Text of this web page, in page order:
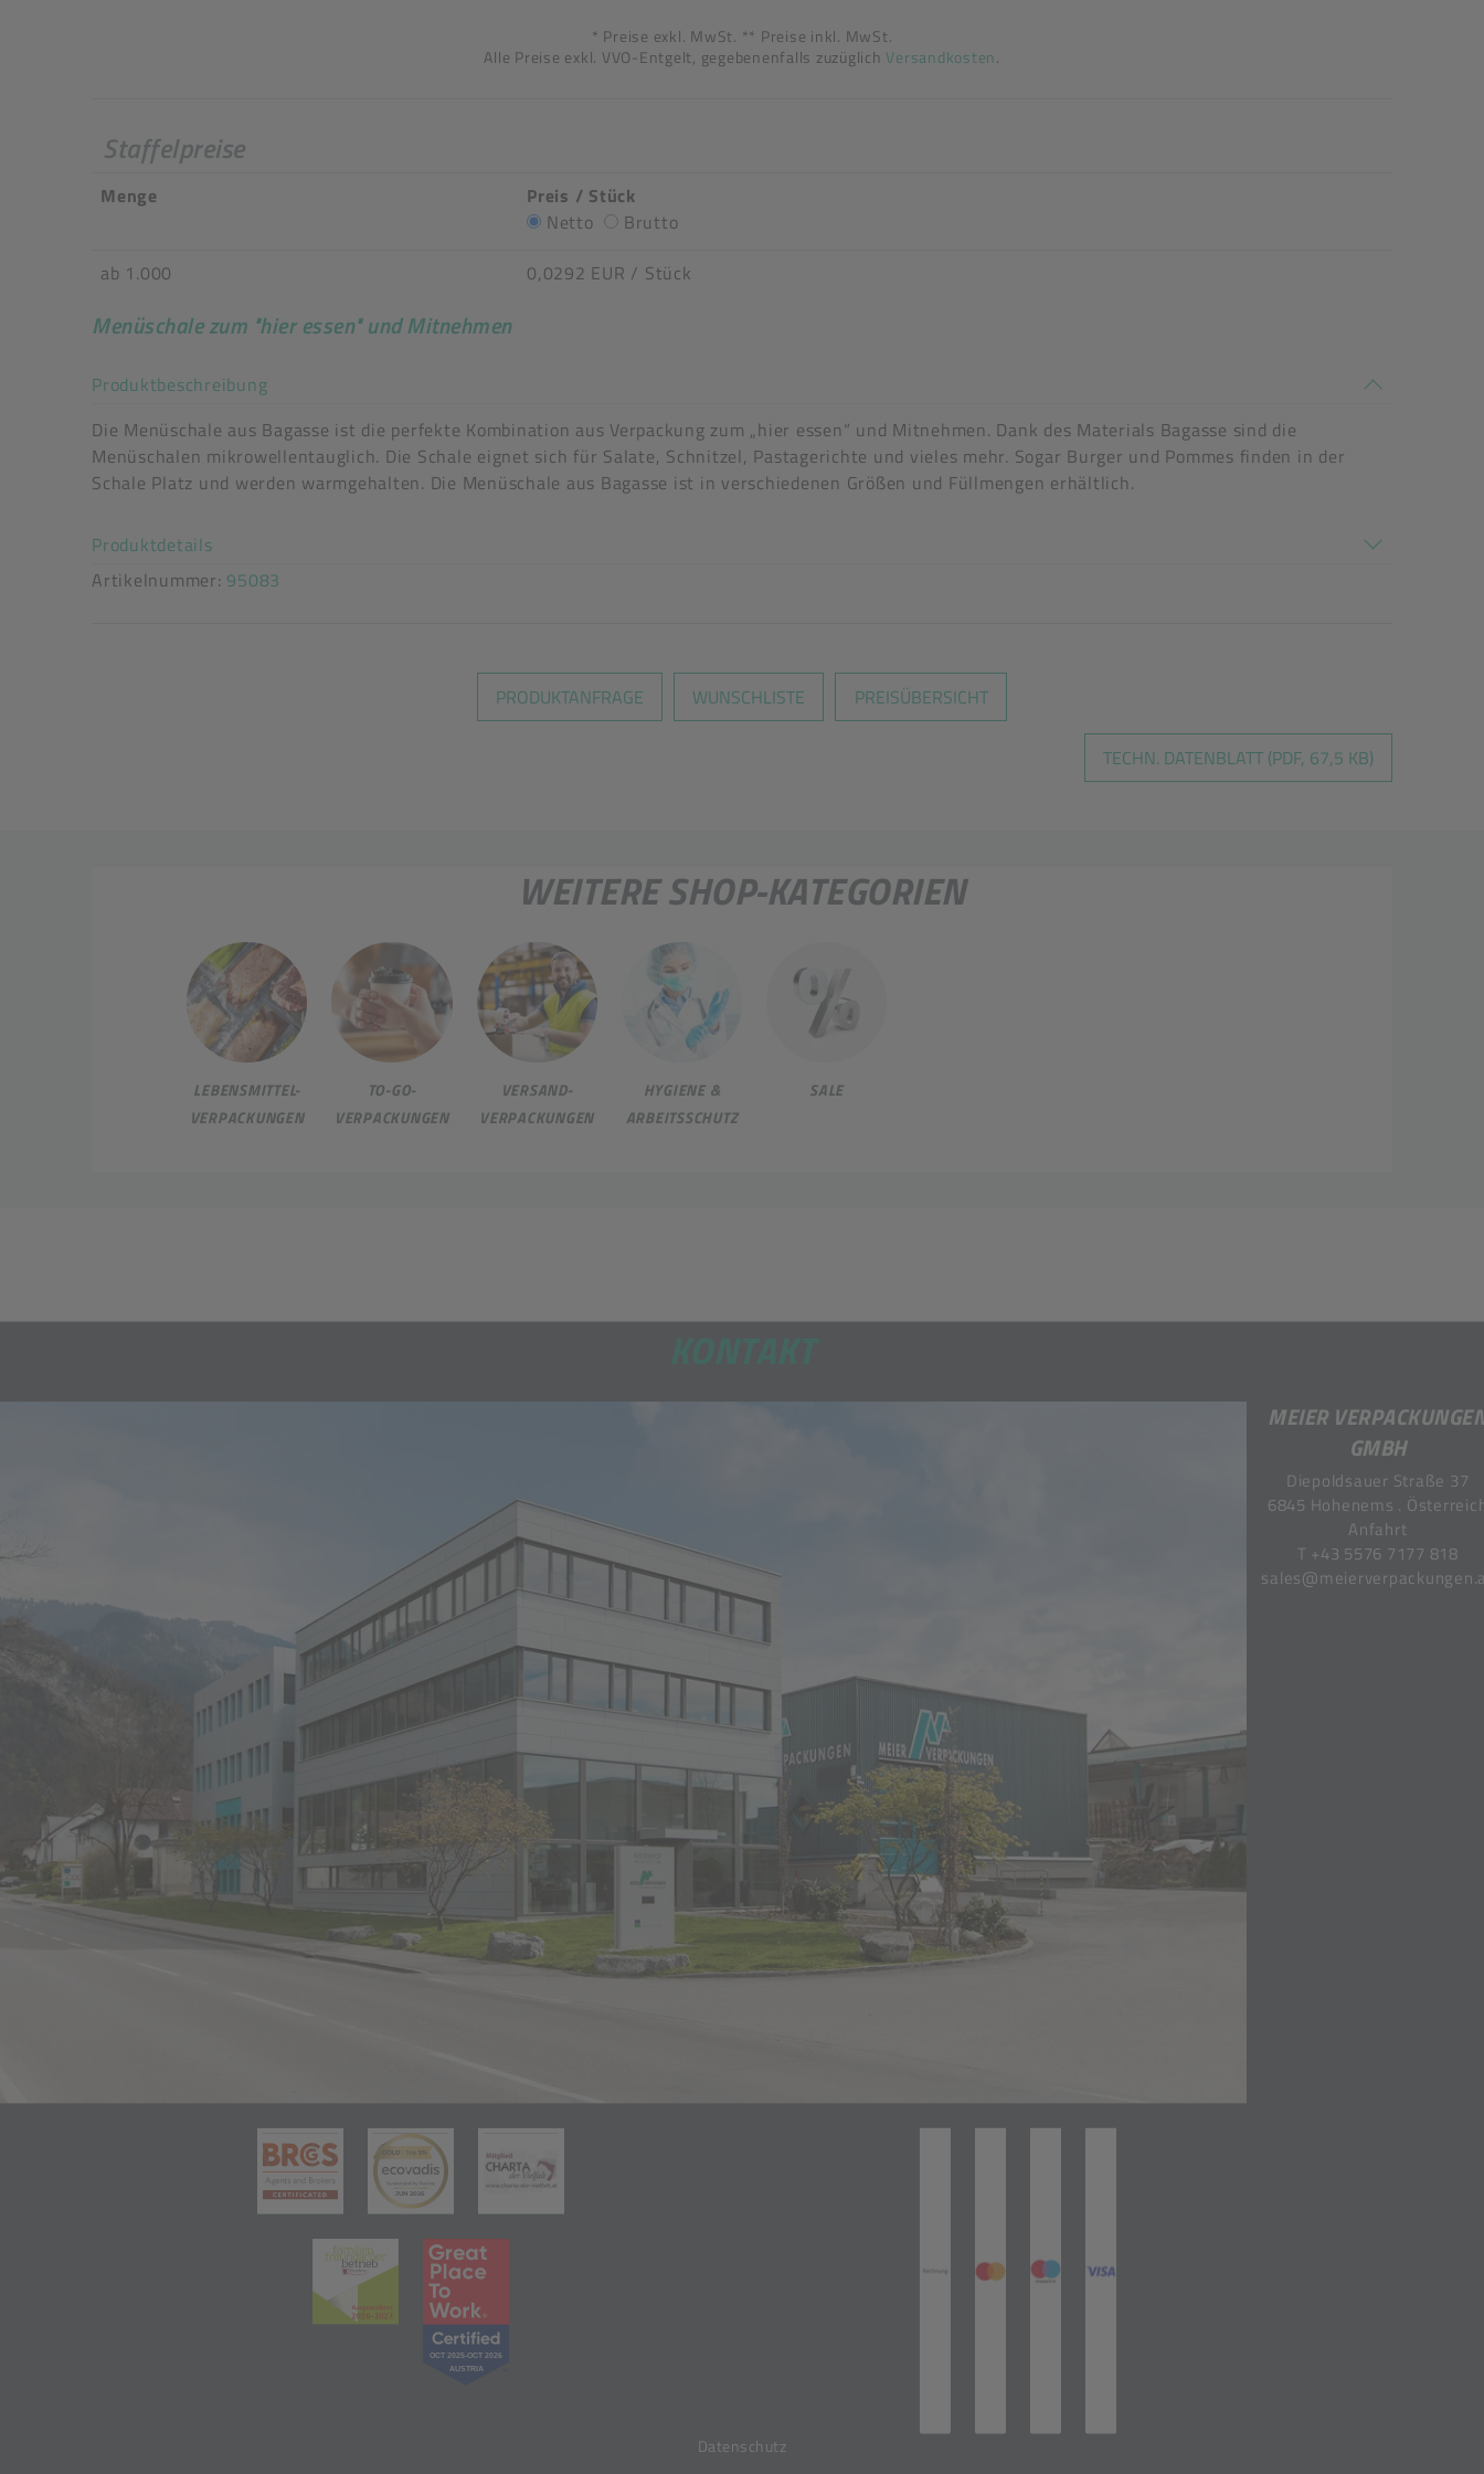
* Preise exkl. MwSt. ** Preise inkl. MwSt.
Alle Preise exkl. VVO-Entgelt, gegebenenfalls zuzüglich Versandkosten.
Staffelpreise
Menge
Preis / Stück
Netto
Brutto
ab 1.000
0,0292 EUR / Stück
Menüschale zum "hier essen" und Mitnehmen
Produktbeschreibung
Die Menüschale aus Bagasse ist die perfekte Kombination aus Verpackung zum „hier essen“ und Mitnehmen. Dank des Materials Bagasse sind die
Menüschalen mikrowellentauglich. Die Schale eignet sich für Salate, Schnitzel, Pastagerichte und vieles mehr. Sogar Burger und Pommes finden in der
Schale Platz und werden warmgehalten. Die Menüschale aus Bagasse ist in verschiedenen Größen und Füllmengen erhältlich.
Produktdetails
Mega-Sale
Art der verpackten Lebensmittel: fette Lebensmittel
mikrowellengeeignet: Ja, 500 W, 2 Min.
Artikelnummer: 95083
PRODUKTANFRAGE WUNSCHLISTE PREISÜBERSICHT
TECHN. DATENBLATT (PDF, 67,5 KB)
WEITERE SHOP-KATEGORIEN
LEBENSMITTEL-
VERPACKUNGEN
TO-GO-
VERPACKUNGEN
VERSAND-
VERPACKUNGEN
HYGIENE &
ARBEITSSCHUTZ
SALE
MEIER
GMBH
Diepoldsauer Straße 37
6845 Hohenems .
Anfahrt
T +43 5576 7177 818
(öffnet in neuem Tab)
(öffnet in neuem Tab)
(öffnet in neuem Tab)
(öffnet in neuem Tab)
Datenschutz